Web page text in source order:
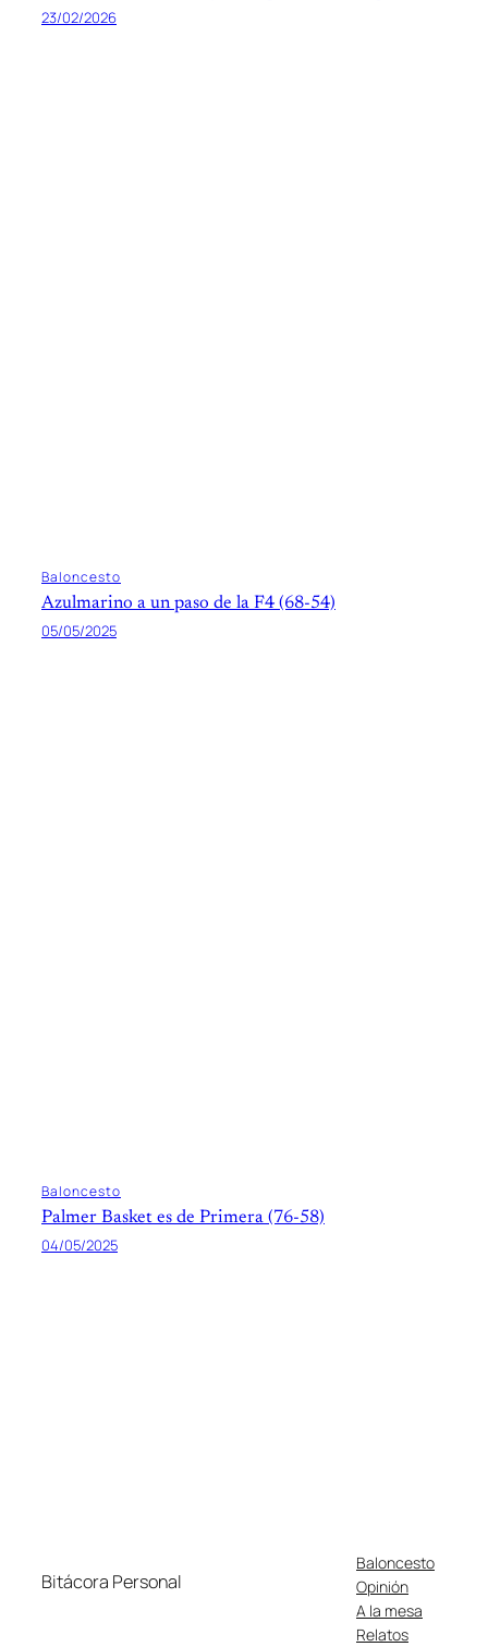
23/02/2026
Baloncesto
Azulmarino a un paso de la F4 (68-54)
05/05/2025
Baloncesto
Palmer Basket es de Primera (76-58)
04/05/2025
Bitácora Personal
Baloncesto
Opinión
A la mesa
Relatos